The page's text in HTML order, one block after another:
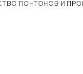
ПОНТОНОВ И